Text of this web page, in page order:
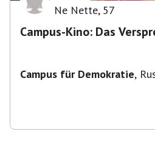
Ne Nette, 57
Campus-Kino: Das
Campus für Demokratie,